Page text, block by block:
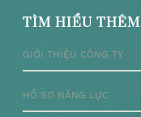
m
TÌM HIỂU THÊM
GIỚI THIỆU CÔNG TY
HỒ SƠ NĂNG LỰC